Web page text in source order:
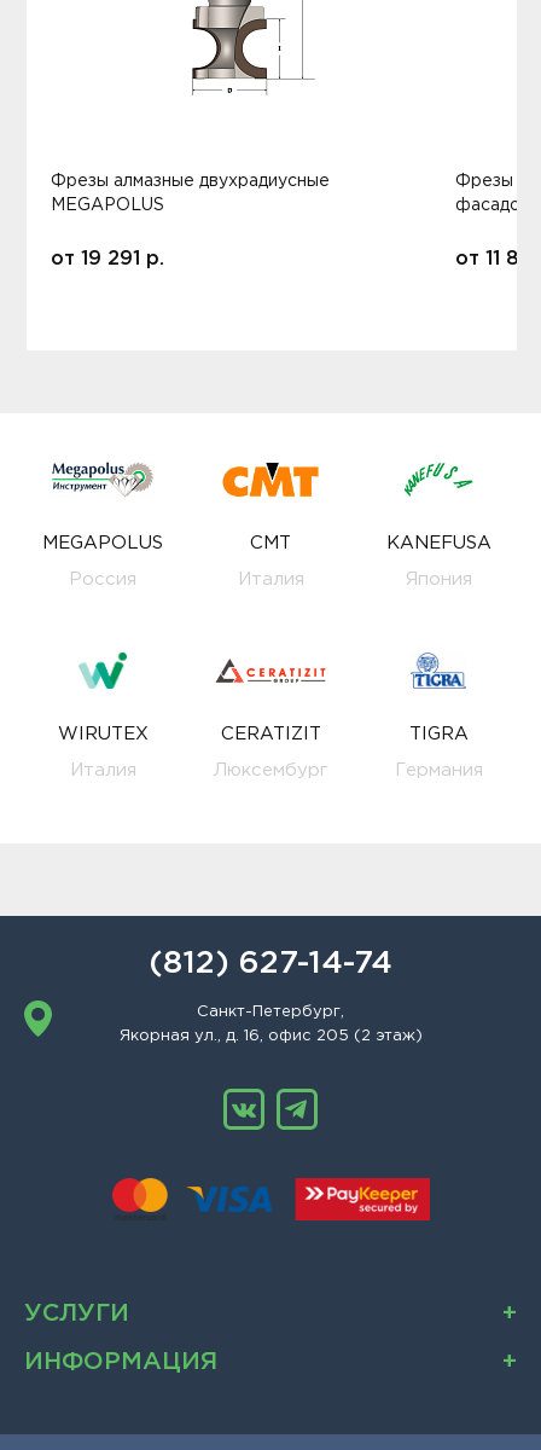
Фрезы алмазные двухрадиусные
MEGAPOLUS
от 19 291 р.
Фрезы
фасадов
от 11
MEGAPOLUS
Россия
CMT
Италия
KANEFUSA
Япония
WIRUTEX
Италия
CERATIZIT
Люксембург
TIGRA
Германия
(812) 627-14-74
Санкт-Петербург,
Якорная ул., д. 16, офис 205 (2 этаж)
УСЛУГИ
ИНФОРМАЦИЯ